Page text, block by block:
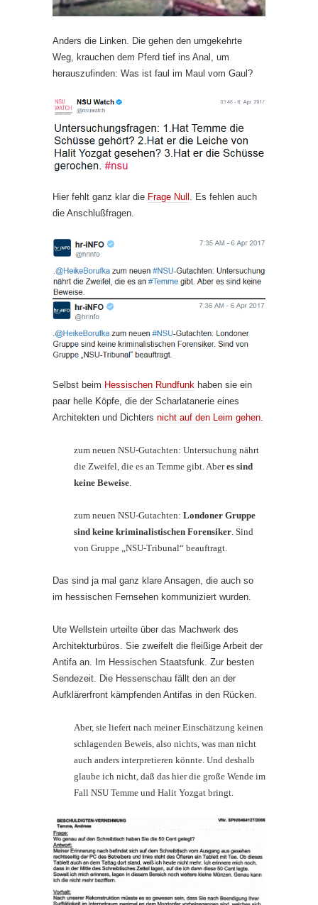
Anders die Linken. Die gehen den umgekehrte
Weg, krauchen dem Pferd tief ins Anal, um
herauszufinden: Was ist faul im Maul vom Gaul?
Hier fehlt ganz klar die Frage Null . Es fehlen auch
die Anschlußfragen.
Selbst beim Hessischen Rundfunk haben sie ein
paar helle Köpfe, die der Scharlatanerie eines
Architekten und Dichters nicht auf den Leim gehen.
zum neuen NSU-Gutachten: Untersuchung nährt
die Zweifel, die es an Temme gibt. Aberes sind
keine Beweise
zum neuen NSU-Gutachten: Londoner Gruppe
sind keine kriminalistischen Forensiker . Sind
von Gruppe „NSU-Tribunal“ beauftragt.
Das sind ja mal ganz klare Ansagen, die auch so
im hessischen Fernsehen kommuniziert wurden.
Ute Wellstein urteilte über das Machwerk des
Architekturbüros. Sie zweifelt die fleißige Arbeit der
Antifa an. Im Hessischen Staatsfunk. Zur besten
Sendezeit. Die Hessenschau fällt den an der
Aufklärerfront kämpfenden Antifas in den Rücken.
Aber, sie liefert nach meiner Einschätzung keinen
schlagenden Beweis, also nichts, was man nicht
auch anders interpretieren könnte. Und deshalb
glaube ich nicht, daß das hier die große Wende im
Fall NSU Temme und Halit Yozgat bringt.